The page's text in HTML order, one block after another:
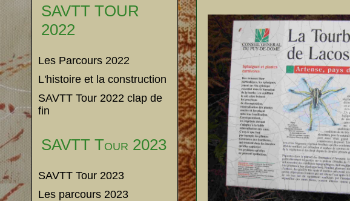
SAVTT TOUR
2022
Les Parcours 2022
L'histoire et la construction
SAVTT Tour 2022 clap de
fin
SAVTT Tour 2023
SAVTT Tour 2023
Les parcours 2023